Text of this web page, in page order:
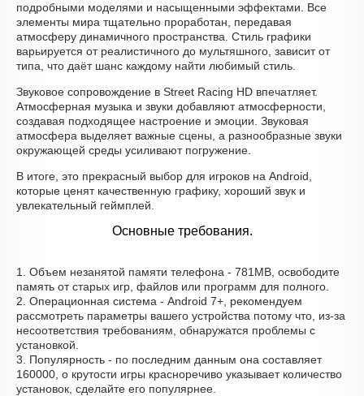
подробными моделями и насыщенными эффектами. Все
элементы мира тщательно проработан, передавая
атмосферу динамичного пространства. Стиль графики
варьируется от реалистичного до мультяшного, зависит от
типа, что даёт шанс каждому найти любимый стиль.
Звуковое сопровождение в Street Racing HD впечатляет.
Атмосферная музыка и звуки добавляют атмосферности,
создавая подходящее настроение и эмоции. Звуковая
атмосфера выделяет важные сцены, а разнообразные звуки
окружающей среды усиливают погружение.
В итоге, это прекрасный выбор для игроков на Android,
которые ценят качественную графику, хороший звук и
увлекательный геймплей.
Основные требования.
1. Объем незанятой памяти телефона - 781MB, освободите
память от старых игр, файлов или программ для полного.
2. Операционная система - Android 7+, рекомендуем
рассмотреть параметры вашего устройства потому что, из-за
несоответствия требованиям, обнаружатся проблемы с
установкой.
3. Популярность - по последним данным она составляет
160000, о крутости игры красноречиво указывает количество
установок, сделайте его популярнее.